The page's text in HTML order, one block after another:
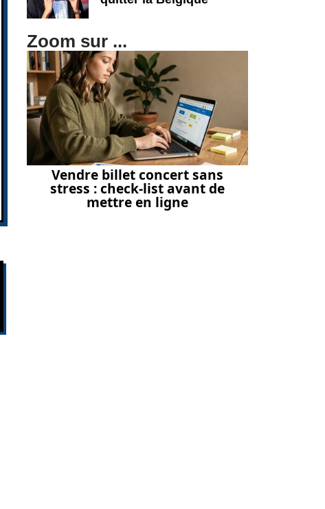
Zoom sur ...
Vendre billet concert sans
stress : check-list avant de
mettre en ligne